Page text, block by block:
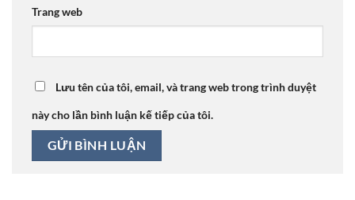
Trang web
Lưu tên của tôi, email, và trang web trong trình duyệt
này cho lần bình luận kế tiếp của tôi.